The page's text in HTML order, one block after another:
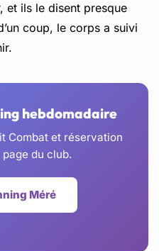
et ils le disent presque
coup, le corps a suivi
hebdomadaire
Combat et réservation
du club.
Méré